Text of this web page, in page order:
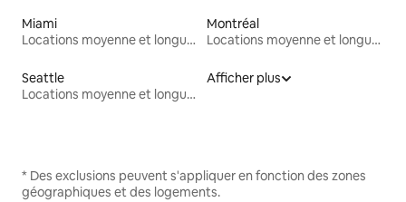
Miami
Locations moyenne et longue durée
Montréal
Locations moyenne et longue durée
Seattle
Locations moyenne et longue durée
Afficher plus
* Des exclusions peuvent s'appliquer en fonction des zones
géographiques et des logements.